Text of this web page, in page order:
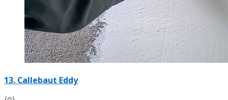
13. Callebaut Eddy